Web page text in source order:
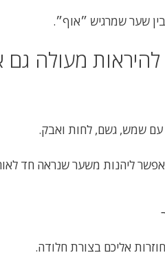
שער שמרגיש ״אוף״.
מעולה גם
עם שמש, גשם, לחות ואבק.
אפשר ליהנות משער שנראה חד
אליכם בצורת חלודה.